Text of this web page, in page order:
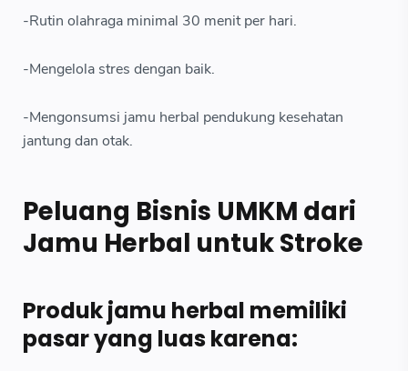
-Rutin olahraga minimal 30 menit per hari.
-Mengelola stres dengan baik.
-Mengonsumsi jamu herbal pendukung kesehatan
jantung dan otak.
Peluang Bisnis UMKM dari
Jamu Herbal untuk Stroke
Produk jamu herbal memiliki
pasar yang luas karena: